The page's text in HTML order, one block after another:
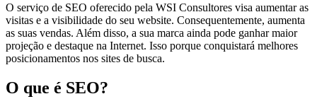
O serviço de SEO oferecido pela WSI Consultores visa aumentar as
visitas e a visibilidade do seu website. Consequentemente, aumenta
as suas vendas. Além disso, a sua marca ainda pode ganhar maior
projeção e destaque na Internet. Isso porque conquistará melhores
posicionamentos nos sites de busca.
O que é SEO?